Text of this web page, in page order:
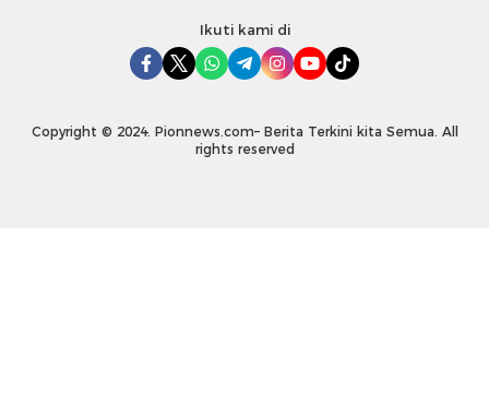
Ikuti kami di
Copyright © 2024. Pionnews.com– Berita Terkini kita Semua. All
rights reserved